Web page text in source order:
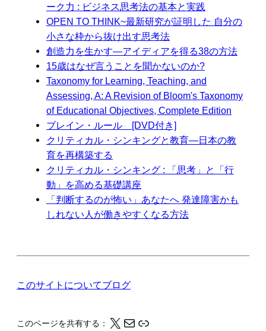
ーク力 : ビジネス思考法の基本と実践
OPEN TO THINK~最新研究が証明した 自分の
小さな枠から抜け出す思考法
創造力を生かす―アイディアを得る38の方法
15歳はなぜ言うことを聞かないのか?
Taxonomy for Learning, Teaching, and
Assessing, A: A Revision of Bloom's Taxonomy
of Educational Objectives, Complete Edition
ブレイン・ルール [DVD付き]
クリティカル・シンキングと教育―日本の教
育を再構築する
クリティカル・シンキング : 「思考」と「行
動」を高める基礎講座
「判断するのが怖い」あなたへ 発達障害かも
しれない人が働きやすくなる方法
このサイトについてブログ
このページを共有する： X メール このページの情報をクリップボードにコピーする